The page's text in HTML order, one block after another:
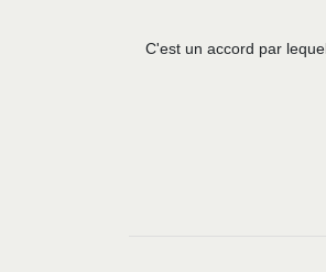
C'est un accord par